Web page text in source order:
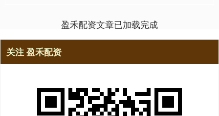
盈禾配资文章已加载完成
关注 盈禾配资